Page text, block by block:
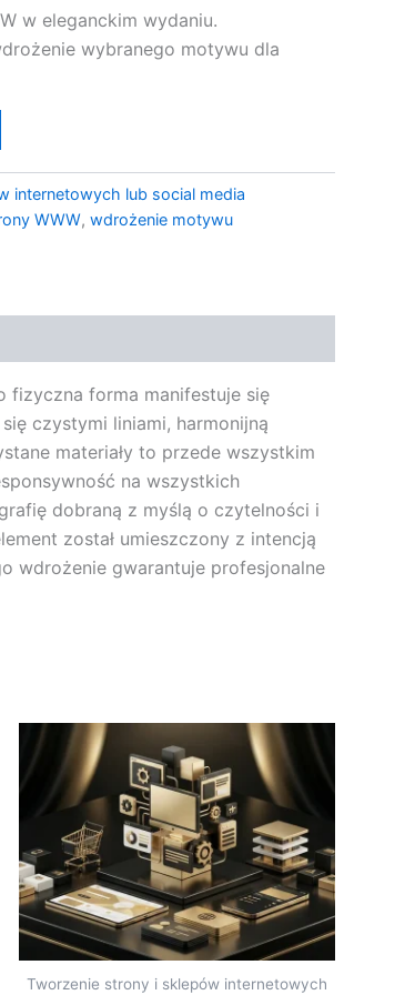
w eleganckim wydaniu.
wybranego motywu dla
internetowych lub social media
WWW, wdrożenie motywu
fizyczna forma manifestuje się
czystymi liniami, harmonijną
materiały to przede wszystkim
na wszystkich
dobraną z myślą o czytelności i
został umieszczony z intencją
wdrożenie gwarantuje profesjonalne
Tworzenie strony i sklepów internetowych